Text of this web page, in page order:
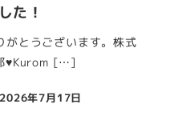
た！
がとうございます。株式
♥Kurom […]
2026年7月17日